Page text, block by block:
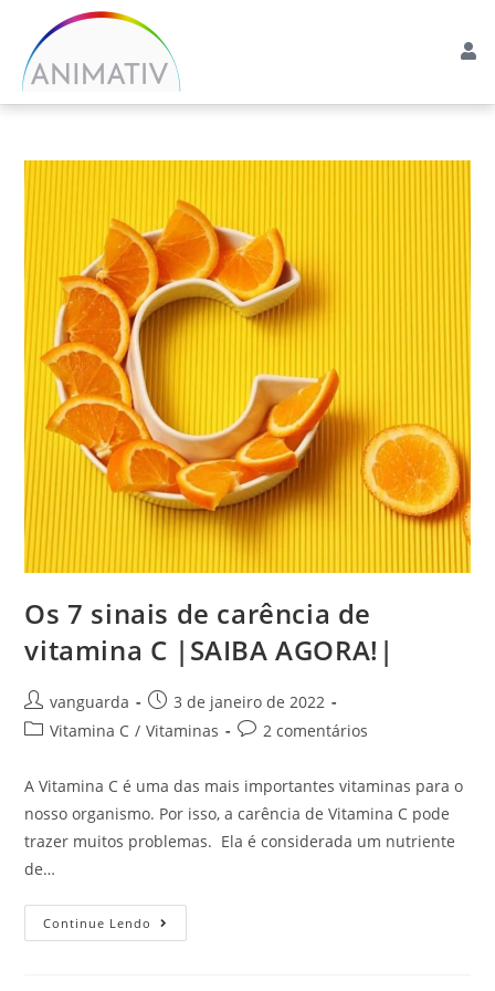
Os 7 sinais de carência de
vitamina C |SAIBA AGORA!|
vanguarda
3 de janeiro de 2022
Vitamina C / Vitaminas 2 comentários
A Vitamina C é uma das mais importantes vitaminas para o
nosso organismo. Por isso, a carência de Vitamina C pode
trazer muitos problemas. Ela é considerada um nutriente
de…
Continue Lendo